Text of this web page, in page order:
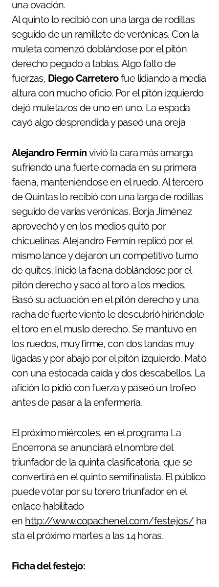
una ovación.
Al quinto lo recibió con una larga de rodillas
seguido de un ramillete de verónicas. Con la
muleta comenzó doblándose por el pitón
derecho pegado a tablas. Algo falto de
fuerzas, Diego Carreterofue lidiando a media
altura con mucho oficio. Por el pitón izquierdo
dejó muletazos de uno en uno. La espada
cayó algo desprendida y paseó una oreja
Alejandro Fermín vivió la cara más amarga
sufriendo una fuerte cornada en su primera
faena, manteniéndose en el ruedo. Al tercero
de Quintas lo recibió con una larga de rodillas
seguido de varias verónicas. Borja Jiménez
aprovechó y en los medios quitó por
chicuelinas. Alejandro Fermín replicó por el
mismo lance y dejaron un competitivo turno
de quites. Inició la faena doblándose por el
pitón derecho y sacó al toro a los medios.
Basó su actuación en el pitón derecho y una
racha de fuerte viento le descubrió hiriéndole
el toro en el muslo derecho. Se mantuvo en
los ruedos, muy firme, con dos tandas muy
ligadas y por abajo por el pitón izquierdo. Mató
con una estocada caída y dos descabellos. La
afición lo pidió con fuerza y paseó un trofeo
antes de pasar a la enfermería.
El próximo miércoles, en el programa La
Encerrona se anunciará el nombre del
triunfador de la quinta clasificatoria, que se
convertirá en el quinto semifinalista. El público
puede votar por su torero triunfador en el
enlace habilitado
en http://www.copachenel.com/festejos/ha
sta el próximo martes a las 14 horas.
Ficha del festejo: